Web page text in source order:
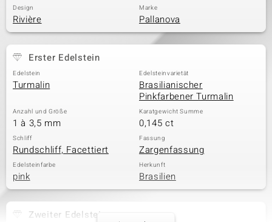
Design
Rivière
Marke
Pallanova
Erster Edelstein
Edelstein
Turmalin
Edelsteinvarietät
Brasilianischer
Pinkfarbener Turmalin
Anzahl und Größe
1 à 3,5 mm
Karatgewicht Summe
0,145 ct
Schliff
Rundschliff, Facettiert
Fassung
Zargenfassung
Edelsteinfarbe
pink
Herkunft
Brasilien
Zweiter Edelstein